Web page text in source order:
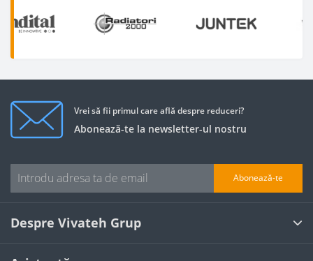
Vrei să fii primul care află despre reduceri?
Abonează-te la newsletter-ul nostru
Abonează-te
Despre Vivateh Grup